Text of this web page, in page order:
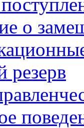
о
резерв